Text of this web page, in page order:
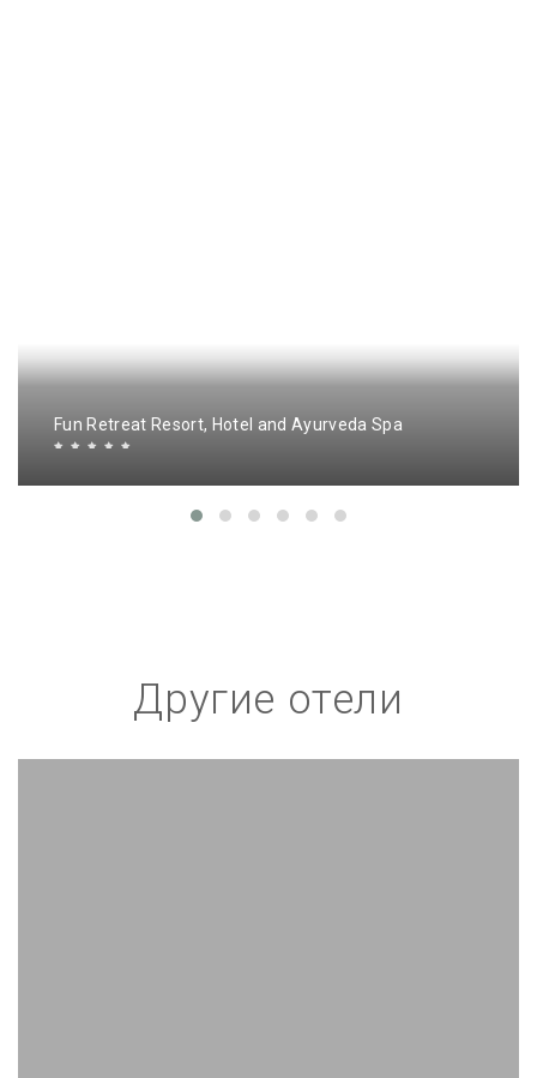
Fun Retreat Resort, Hotel and Ayurveda Spa
Другие отели